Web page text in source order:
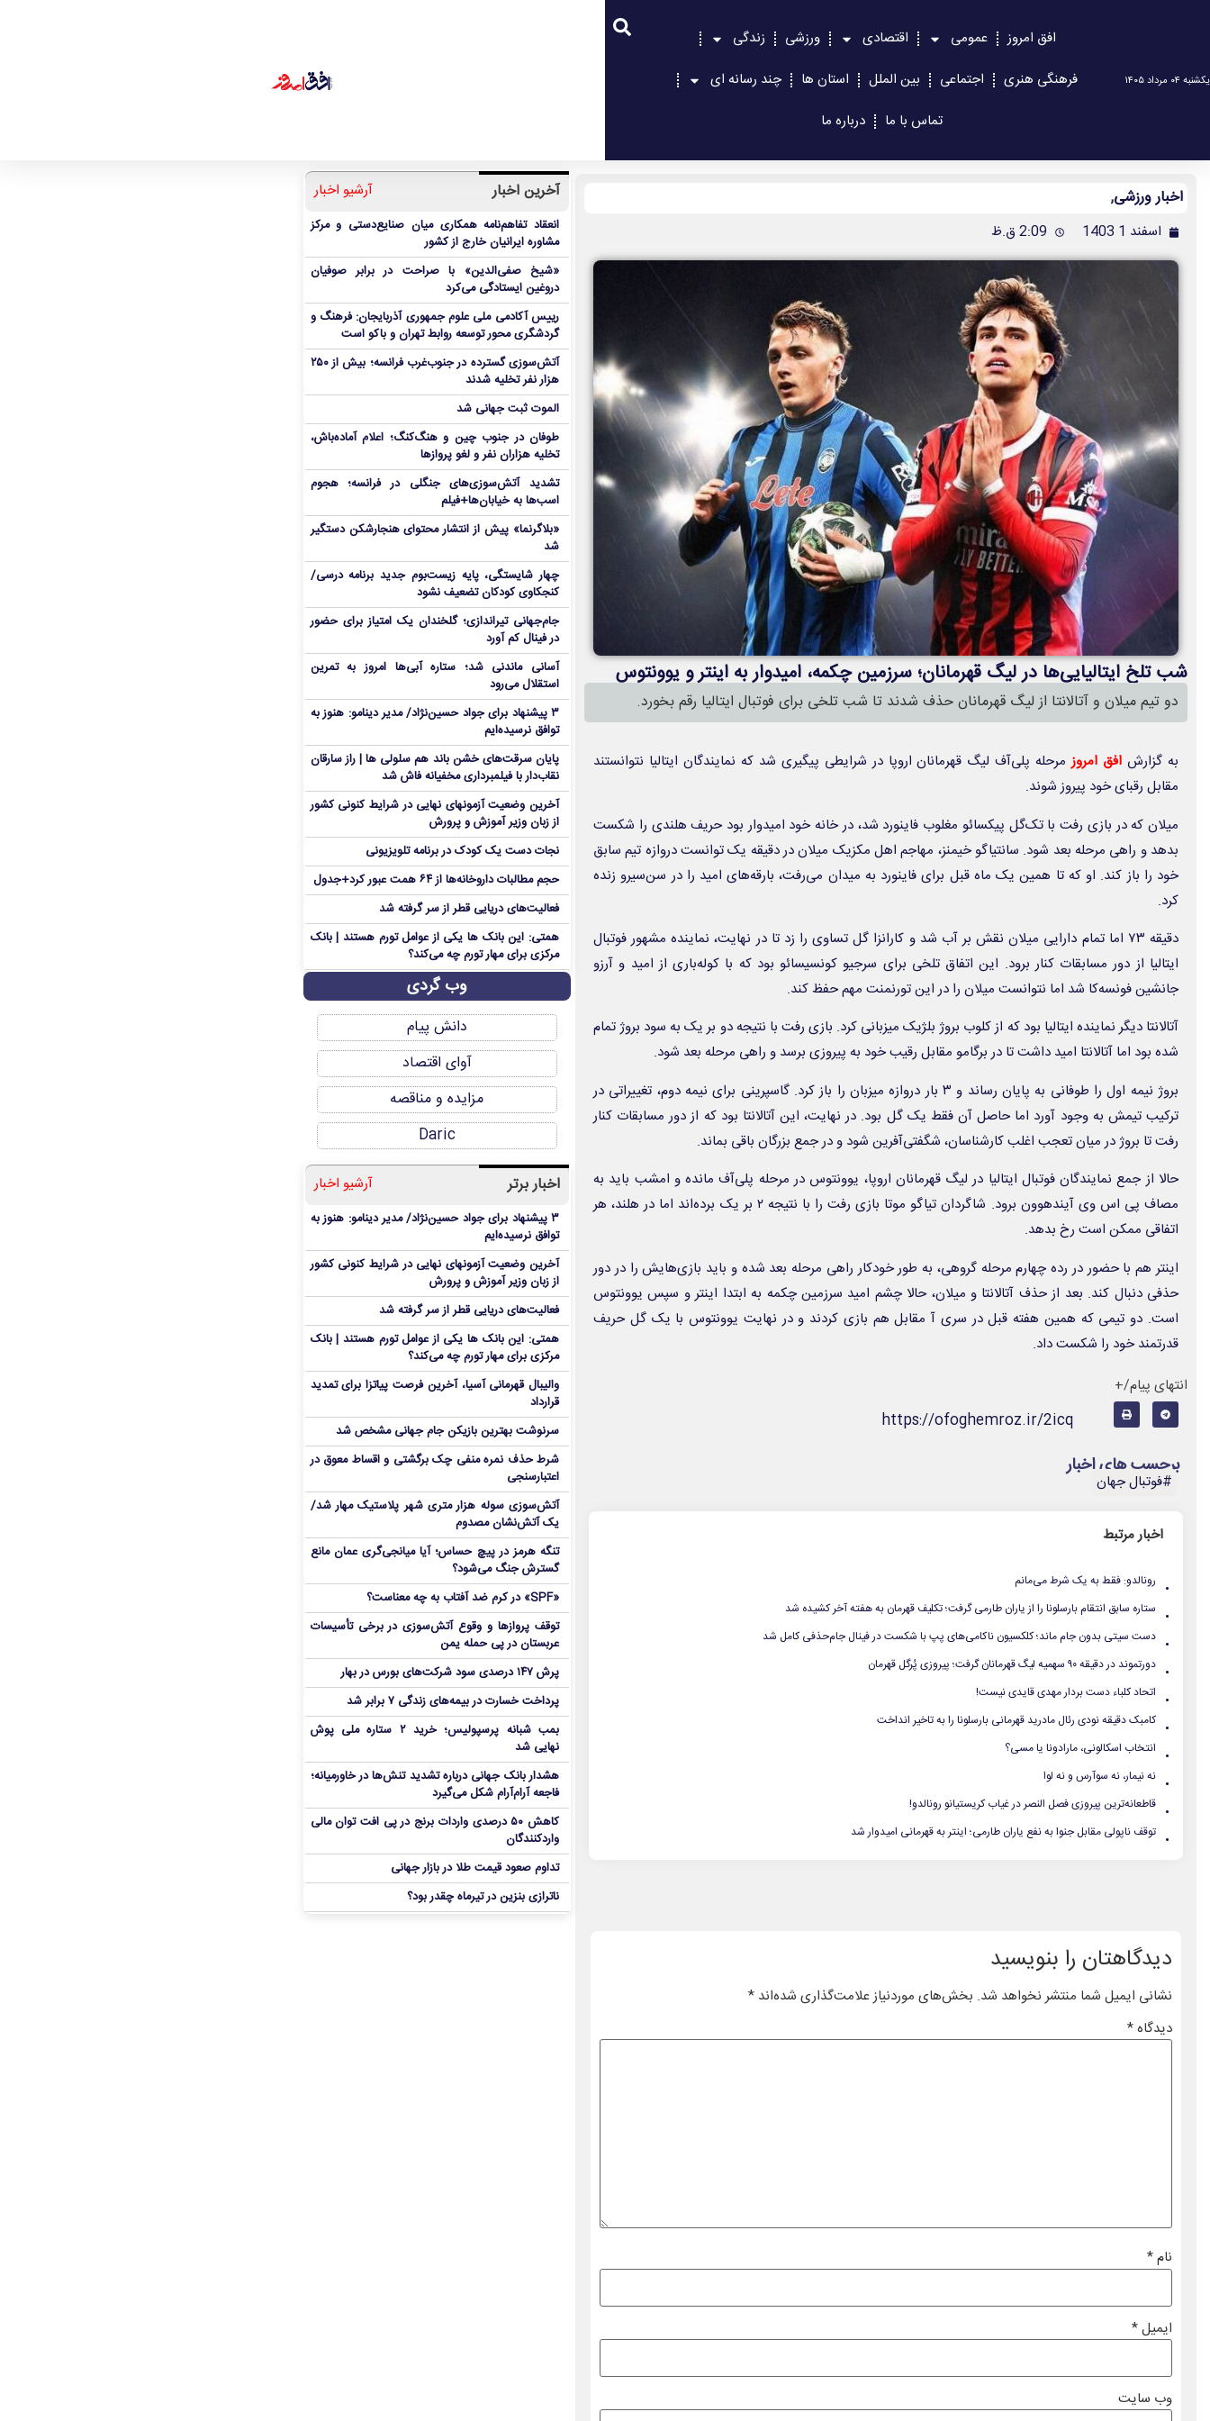
یکشنبه ۰۴ مرداد ۱۴۰۵
افق امروز عمومی اقتصادی ورزشی
زندگی
فرهنگی هنری
اجتماعی بین الملل استان ها
چند رسانه ای
تماس با ما
درباره ما
اخبار ورزشی,
اسفند 1 1403 2:09 ق.ظ
شب تلخ ایتالیایی‌ها در لیگ قهرمانان؛ سرزمین چکمه، امیدوار به اینتر و یوونتوس
دو تیم میلان و آتالانتا از لیگ قهرمانان حذف شدند تا شب تلخی برای فوتبال ایتالیا رقم بخورد.
به گزارش افق امروزمرحله پلی‌آف لیگ قهرمانان اروپا در شرایطی پیگیری شد که نمایندگان ایتالیا نتوانستند
مقابل رقبای خود پیروز شوند.
میلان که در بازی رفت با تک‌گل پیکسائو مغلوب فاینورد شد، در خانه خود امیدوار بود حریف هلندی را شکست
بدهد و راهی مرحله بعد شود. سانتیاگو خیمنز، مهاجم اهل مکزیک میلان در دقیقه یک توانست دروازه تیم سابق
خود را باز کند. او که تا همین یک ماه قبل برای فاینورد به میدان می‌رفت، بارقه‌های امید را در سن‌سیرو زنده
کرد.
دقیقه ۷۳ اما تمام دارایی میلان نقش بر آب شد و کارانزا گل تساوی را زد تا در نهایت، نماینده مشهور فوتبال
ایتالیا از دور مسابقات کنار برود. این اتفاق تلخی برای سرجیو کونسیسائو بود که با کوله‌باری از امید و آرزو
جانشین فونسه‌کا شد اما نتوانست میلان را در این تورنمنت مهم حفظ کند.
آتالانتا دیگر نماینده ایتالیا بود که از کلوب بروژ بلژیک میزبانی کرد. بازی رفت با نتیجه دو بر یک به سود بروژ تمام
شده بود اما آتالانتا امید داشت تا در برگامو مقابل رقیب خود به پیروزی برسد و راهی مرحله بعد شود.
بروژ نیمه اول را طوفانی به پایان رساند و ۳ بار دروازه میزبان را باز کرد. گاسپرینی برای نیمه دوم، تغییراتی در
ترکیب تیمش به وجود آورد اما حاصل آن فقط یک گل بود. در نهایت، این آتالانتا بود که از دور مسابقات کنار
رفت تا بروژ در میان تعجب اغلب کارشناسان، شگفتی‌آفرین شود و در جمع بزرگان باقی بماند.
حالا از جمع نمایندگان فوتبال ایتالیا در لیگ قهرمانان اروپا، یوونتوس در مرحله پلی‌آف مانده و امشب باید به
مصاف پی اس وی آیندهوون برود. شاگردان تیاگو موتا بازی رفت را با نتیجه ۲ بر یک برده‌اند اما در هلند، هر
اتفاقی ممکن است رخ بدهد.
اینتر هم با حضور در رده چهارم مرحله گروهی، به طور خودکار راهی مرحله بعد شده و باید بازی‌هایش را در دور
حذفی دنبال کند. بعد از حذف آتالانتا و میلان، حالا چشم امید سرزمین چکمه به ابتدا اینتر و سپس یوونتوس
است. دو تیمی که همین هفته قبل در سری آ مقابل هم بازی کردند و در نهایت یوونتوس با یک گل حریف
قدرتمند خود را شکست داد.
انتهای پیام/+
https://ofoghemroz.ir/2icq
برچسب های اخبار
#فوتبال جهان
اخبار مرتبط
. رونالدو: فقط به یک شرط می‌مانم
. ستاره سابق انتقام بارسلونا را از یاران طارمی گرفت؛ تکلیف قهرمان به هفته آخر کشیده شد
. دست سیتی بدون جام ماند؛ کلکسیون ناکامی‌های پپ با شکست در فینال جام‌حذفی کامل شد
. دورتموند در دقیقه ۹۰ سهمیه لیگ قهرمانان گرفت؛ پیروزی پُرگل قهرمان
. اتحاد کلباء دست بردار مهدی قایدی نیست!
. کامبک دقیقه نودی رئال مادرید قهرمانی بارسلونا را به تاخیر انداخت
. انتخاب اسکالونی، مارادونا یا مسی؟
. نه نیمار، نه سوآرس و نه لوا
. قاطعانه‌ترین پیروزی فصل النصر در غیاب کریستیانو رونالدو!
. توقف ناپولی مقابل جنوا به نفع یاران طارمی؛ اینتر به قهرمانی امیدوار شد
دیدگاهتان را بنویسید
نشانی ایمیل شما منتشر نخواهد شد. بخش‌های موردنیاز علامت‌گذاری شده‌اند*
دیدگاه*
نام*
ایمیل*
وب‌ سایت
آخرین اخبار آرشیو اخبار
انعقاد تفاهم‌نامه همکاری میان صنایع‌دستی و مرکز
مشاوره ایرانیان خارج از کشور
«شیخ صفی‌الدین» با صراحت در برابر صوفیان
دروغین ایستادگی می‌کرد
رییس آکادمی ملی علوم جمهوری آذربایجان: فرهنگ و
گردشگری محور توسعه روابط تهران و باکو است
آتش‌سوزی گسترده در جنوب‌غرب فرانسه؛ بیش از ۲۵۰
هزار نفر تخلیه شدند
الموت ثبت جهانی شد
طوفان در جنوب چین و هنگ‌کنگ؛ اعلام آماده‌باش،
تخلیه هزاران نفر و لغو پروازها
تشدید آتش‌سوزی‌های جنگلی در فرانسه؛ هجوم
اسب‌ها به خیابان‌ها+فیلم
«بلاگرنما» پیش از انتشار محتوای هنجارشکن دستگیر
شد
چهار شایستگی، پایه زیست‌بوم جدید برنامه درسی/
کنجکاوی کودکان تضعیف نشود
جام‌جهانی تیراندازی؛ گلخندان یک امتیاز برای حضور
در فینال کم آورد
آسانی ماندنی شد؛ ستاره آبی‌ها امروز به تمرین
استقلال می‌رود
۳ پیشنهاد برای جواد حسین‌نژاد/ مدیر دینامو: هنوز به
توافق نرسیده‌ایم
پایان سرقت‌های خشن باند هم سلولی ها | راز سارقان
نقاب‌دار با فیلمبرداری مخفیانه فاش شد
آخرین وضعیت آزمونهای نهایی در شرایط کنونی کشور
از زبان وزیر آموزش و پرورش
نجات دست یک کودک در برنامه تلویزیونی
حجم مطالبات داروخانه‌ها از ۶۴ همت عبور کرد+جدول
فعالیت‌های دریایی قطر از سر گرفته شد
همتی: این بانک ها یکی از عوامل تورم هستند | بانک
مرکزی برای مهار تورم چه می‌کند؟
وب گردی
دانش پیام
آوای اقتصاد
مزایده و مناقصه
Daric
اخبار برتر آرشیو اخبار
۳ پیشنهاد برای جواد حسین‌نژاد/ مدیر دینامو: هنوز به
توافق نرسیده‌ایم
آخرین وضعیت آزمونهای نهایی در شرایط کنونی کشور
از زبان وزیر آموزش و پرورش
فعالیت‌های دریایی قطر از سر گرفته شد
همتی: این بانک ها یکی از عوامل تورم هستند | بانک
مرکزی برای مهار تورم چه می‌کند؟
والیبال قهرمانی آسیا، آخرین فرصت پیاتزا برای تمدید
قرارداد
سرنوشت بهترین بازیکن جام جهانی مشخص شد
شرط حذف نمره منفی چک برگشتی و اقساط معوق در
اعتبارسنجی
آتش‌سوزی سوله هزار متری شهر پلاستیک مهار شد/
یک آتش‌نشان مصدوم
تنگه هرمز در پیچ حساس؛ آیا میانجی‌گری عمان مانع
گسترش جنگ می‌شود؟
«SPF» در کرم ضد آفتاب به چه معناست؟
توقف پروازها و وقوع آتش‌سوزی در برخی تأسیسات
عربستان در پی حمله یمن
پرش ۱۴۷ درصدی سود شرکت‌های بورس در بهار
پرداخت خسارت در بیمه‌های زندگی ۷ برابر شد
بمب شبانه پرسپولیس؛ خرید ۲ ستاره ملی پوش
نهایی شد
هشدار بانک جهانی درباره تشدید تنش‌ها در خاورمیانه؛
فاجعه آرام‌آرام شکل می‌گیرد
کاهش ۵۰ درصدی واردات برنج در پی افت توان مالی
واردکنندگان
تداوم صعود قیمت طلا در بازار جهانی
ناترازی بنزین در تیرماه چقدر بود؟